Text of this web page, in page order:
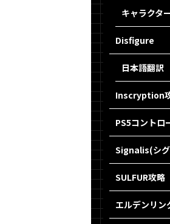
キャラクタ
Disfigure
日本語翻訳
Inscryption
PS5コントロ
Signalis(シ
SULFUR攻略
エルデンリン